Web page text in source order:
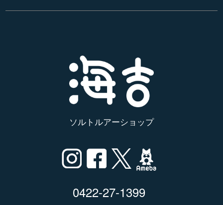
ソルトルアーショップ
0422-27-1399